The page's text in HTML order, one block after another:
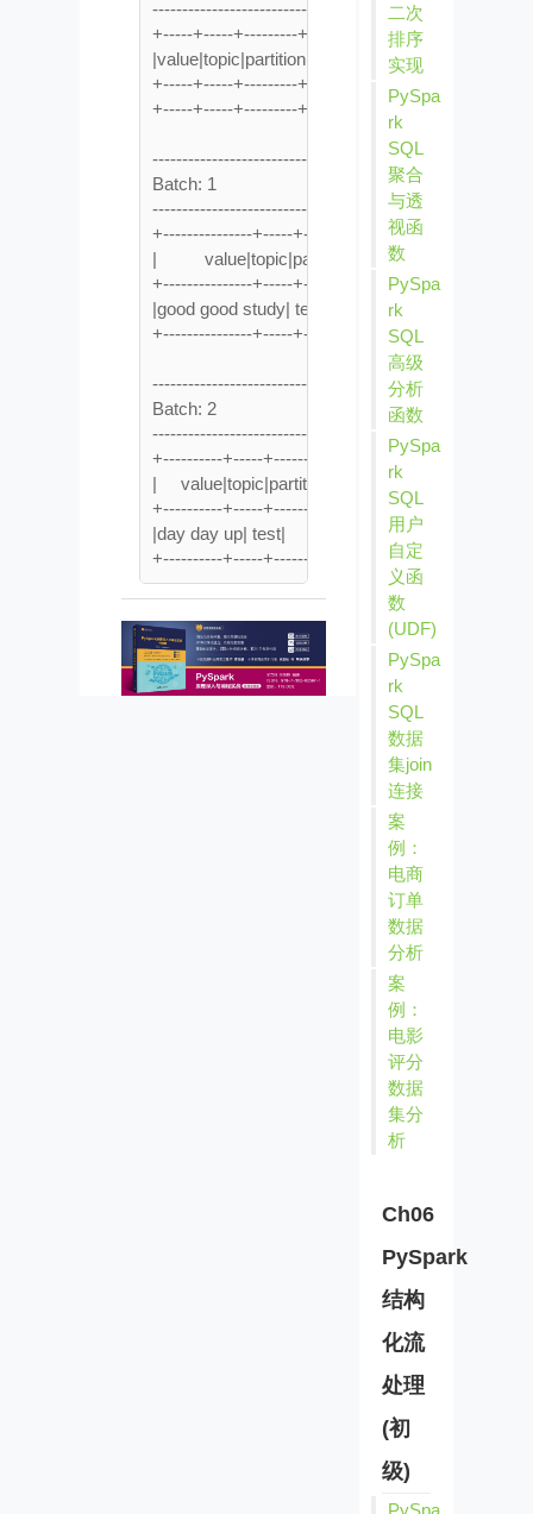
-------------------------------------------
+-----+-----+---------+------+
|value|topic|partition|offset|
+-----+-----+---------+------+
+-----+-----+---------+------+
-------------------------------------------
Batch: 1
-------------------------------------------
+---------------+-----+---------+------+
|          value|topic|partition|offset|
+---------------+-----+---------+------+
|good good study| test|        0|     0|
+---------------+-----+---------+------+
-------------------------------------------
Batch: 2
-------------------------------------------
+----------+-----+---------+------+
|     value|topic|partition|offset|
+----------+-----+---------+------+
|day day up| test|        0|     1|
二次
排序
实现
PySpa
rk
SQL
聚合
与透
视函
数
PySpa
rk
SQL
高级
分析
函数
PySpa
rk
SQL
用户
自定
义函
数
(UDF)
PySpa
rk
SQL
数据
集join
连接
案
例：
电商
订单
数据
分析
案
例：
电影
评分
数据
集分
析
Ch06
PySpark
结构
化流
处理
(初
级)
PySpa